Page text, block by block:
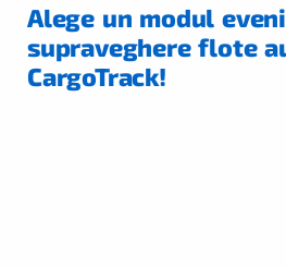
Alege un modul
supraveghere flote
CargoTrack!